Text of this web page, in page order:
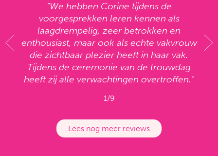
"We hebben Corine tijdens de
voorgesprekken leren kennen als
laagdrempelig, zeer betrokken en
enthousiast, maar ook als echte vakvrouw
die zichtbaar plezier heeft in haar vak.
Tijdens de ceremonie van de trouwdag
heeft zij alle verwachtingen overtroffen."
1/9
Lees nog meer reviews